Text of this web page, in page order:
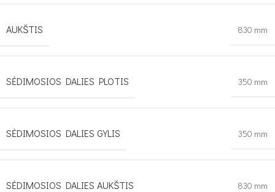
AUKŠTIS 830 mm
SĖDIMOSIOS DALIES PLOTIS 350 mm
SĖDIMOSIOS DALIES GYLIS 350 mm
SĖDIMOSIOS DALIES AUKŠTIS 830 mm